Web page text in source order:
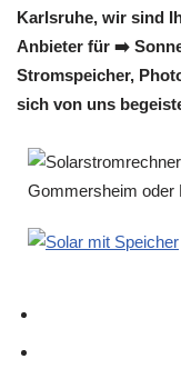
Karlsruhe, wir sind
Anbieter für ➡️
Stromspeicher,
sich von uns